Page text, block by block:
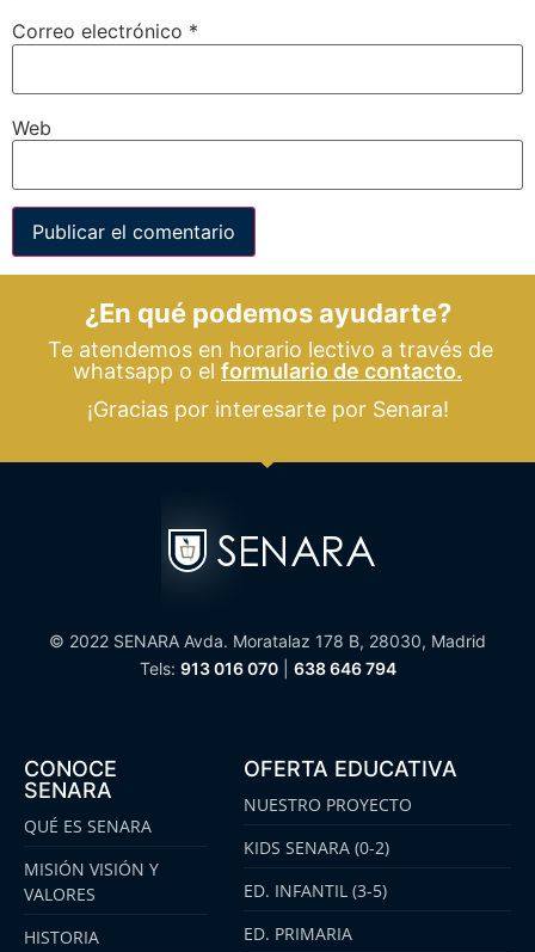
Correo electrónico *
Web
¿En qué podemos ayudarte?
Te atendemos en horario lectivo a través de
whatsapp o el formulario de contacto.
¡Gracias por interesarte por Senara!
© 2022 SENARA Avda. Moratalaz 178 B, 28030, Madrid
Tels: 913 016 070| 638 646 794
CONOCE
SENARA
QUÉ ES SENARA
MISIÓN VISIÓN Y
VALORES
HISTORIA
OFERTA EDUCATIVA
NUESTRO PROYECTO
KIDS SENARA (0-2)
ED. INFANTIL (3-5)
ED. PRIMARIA